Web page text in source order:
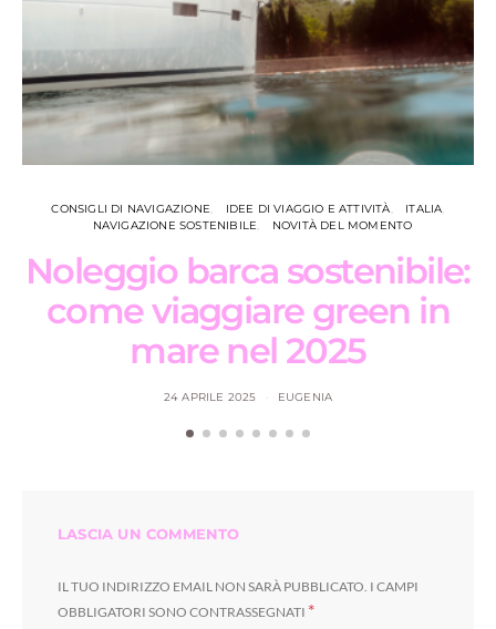
CONSIGLI DI NAVIGAZIONE IDEE DI VIAGGIO E ATTIVITÀ
ITALIA
NAVIGAZIONE SOSTENIBILE
NOVITÀ DEL MOMENTO
Noleggio barca sostenibile:
come viaggiare green in
mare nel 2025
24 APRILE 2025 EUGENIA
LASCIA UN COMMENTO
IL TUO INDIRIZZO EMAIL NON SARÀ PUBBLICATO. I CAMPI
OBBLIGATORI SONO CONTRASSEGNATI *